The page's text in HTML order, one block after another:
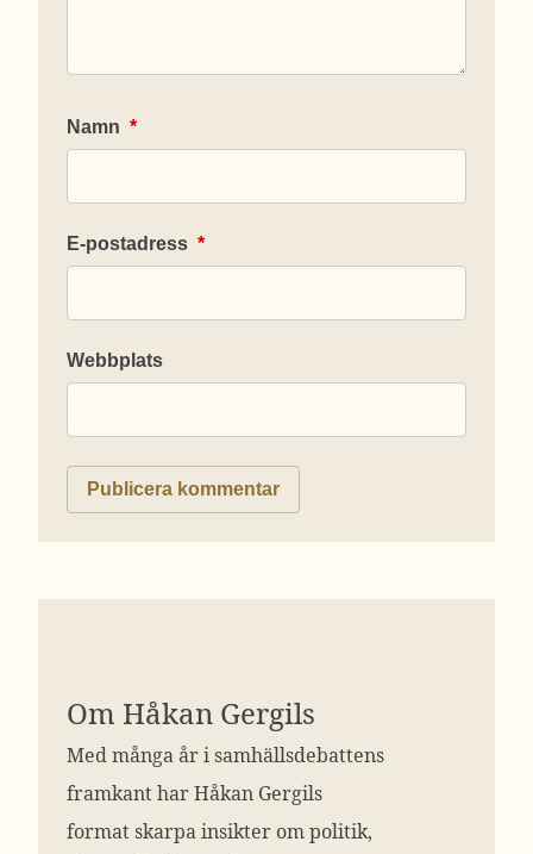
Namn *
E-postadress *
Webbplats
Om Håkan Gergils
Med många år i samhällsdebattens
framkant har Håkan Gergils
format skarpa insikter om politik,